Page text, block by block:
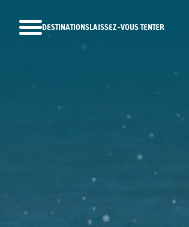
DESTINATIONSLAISSEZ-VOUS TENTER